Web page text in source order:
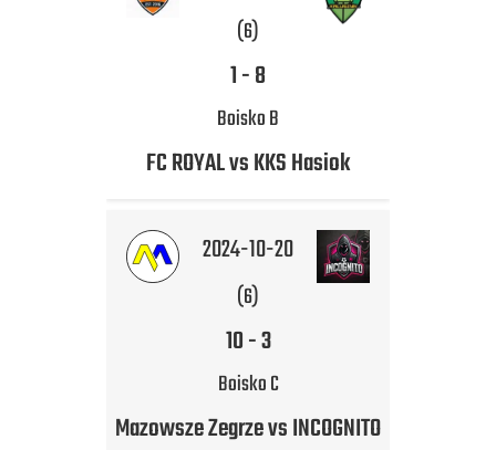
(6)
1-8
Boisko B
FC ROYAL vs KKS Hasiok
2024-10-20
(6)
10-3
Boisko C
Mazowsze Zegrze vs INCOGNITO